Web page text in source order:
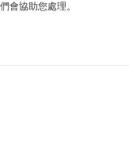
會協助您處理。